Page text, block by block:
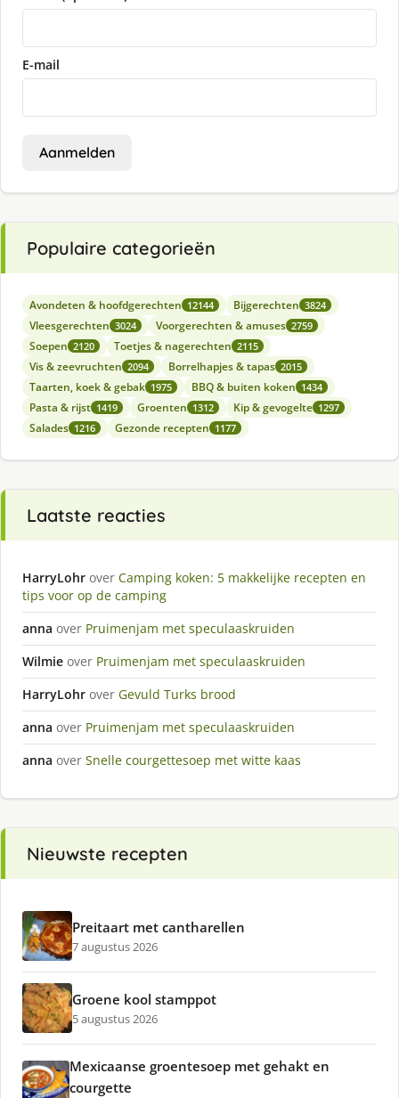
E-mail
Aanmelden
Populaire categorieën
Avondeten & hoofdgerechten 12144 Bijgerechten 3824
Vleesgerechten 3024 Voorgerechten & amuses 2759
Soepen 2120 Toetjes & nagerechten 2115
Vis & zeevruchten 2094 Borrelhapjes & tapas 2015
Taarten, koek & gebak 1975 BBQ & buiten koken 1434
Pasta & rijst 1419 Groenten 1312 Kip & gevogelte 1297
Salades 1216 Gezonde recepten 1177
Laatste reacties
HarryLohr over Camping koken: 5 makkelijke recepten en
tips voor op de camping
anna over Pruimenjam met speculaaskruiden
Wilmie over Pruimenjam met speculaaskruiden
HarryLohr over Gevuld Turks brood
anna over Pruimenjam met speculaaskruiden
anna over Snelle courgettesoep met witte kaas
Nieuwste recepten
Preitaart met cantharellen
7 augustus 2026
Groene kool stamppot
5 augustus 2026
Mexicaanse groentesoep met gehakt en
courgette